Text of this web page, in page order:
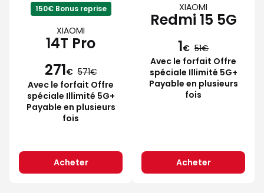
150€ Bonus reprise
XIAOMI
14T Pro
271€ 571
Avec le forfait Offre
spéciale Illimité 5G+
Payable en plusieurs
fois
Acheter
XIAOMI
Redmi 15 5G
1€ 51
Avec le forfait Offre
spéciale Illimité 5G+
Payable en plusieurs
fois
Acheter